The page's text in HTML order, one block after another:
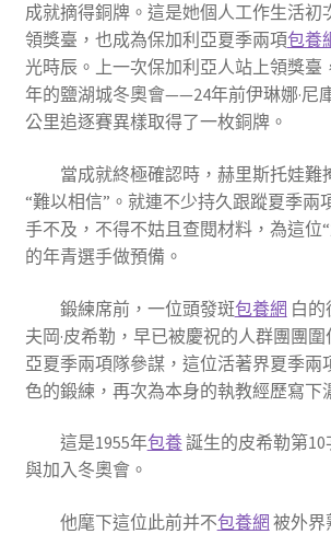
成就摘得銅牌。這是她個人工作生活初
領獎臺，也成為保加利亞夏季兩項包養
光時辰。上一次保加利亞人站上領獎臺
年的鹽湖城冬奧會——24年前伊琳娜·尼
公里追逐賽異樣取得了一枚銅牌。
當成就終極確認時，赫里斯托娃難
“難以相信”。就連不少持久跟蹤夏季兩
手不及，不得不姑且查閱材料，為這位
的年青選手做預備。
鍛練席前，一位頭發斑包養網 白
夫岡·皮希勒，早已被慶祝的人群團團
亞夏季兩項隊參謀，這位活著界夏季兩
色的鍛練，再次為本身的執教經歷寫下
這是1955年包養誕生的皮希勒第10
與加入冬奧會。
他麾下這位此前并不包養網 被外界